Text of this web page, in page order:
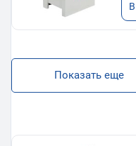
Показать еще